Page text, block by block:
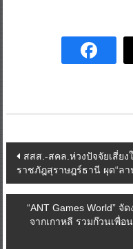
Post
navigation
สสส.-สคล.ห่วงปัจจัยเสี่ย
ราชภัฎสุราษฎร์ธานี ผุด“ลา
“ANT Games World” จั
จากเกาหลี รวมก๊วนเพื่